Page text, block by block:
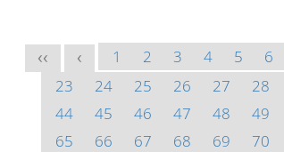
<< < 1 2 3 4 5 6
23
24 25 26 27 28
44
45 46 47 48 49
65
66 67 68 69 70